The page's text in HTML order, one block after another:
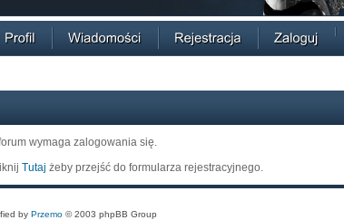
wymaga zalogowania się.
Tutaj żeby przejść do formularza rejestracyjnego.
by Przemo © 2003 phpBB Group